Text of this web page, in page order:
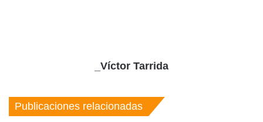
_Víctor Tarrida
Publicaciones relacionadas